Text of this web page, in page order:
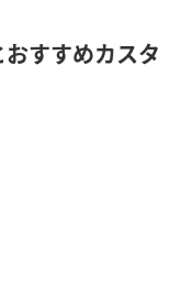
すすめカスタ